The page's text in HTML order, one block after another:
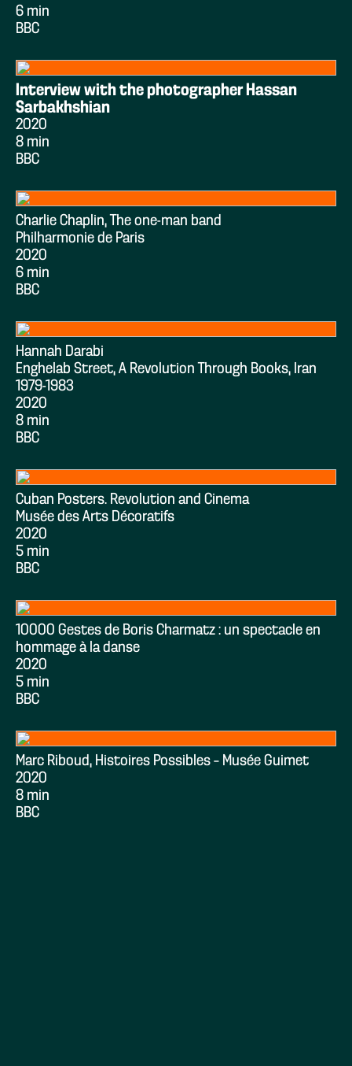
6 min
BBC
Interview with the photographer Hassan
Sarbakhshian
2020
8 min
BBC
Charlie Chaplin, The one-man band
Philharmonie de Paris
2020
6 min
BBC
Hannah Darabi
Enghelab Street, A Revolution Through Books, Iran
1979-1983
2020
8 min
BBC
Cuban Posters. Revolution and Cinema
Musée des Arts Décoratifs
2020
5 min
BBC
10000 Gestes de Boris Charmatz : un spectacle en
hommage à la danse
2020
5 min
BBC
Marc Riboud, Histoires Possibles – Musée Guimet
2020
8 min
BBC